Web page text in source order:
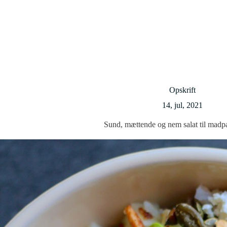
Opskrift
14, jul, 2021
Sund, mættende og nem salat til